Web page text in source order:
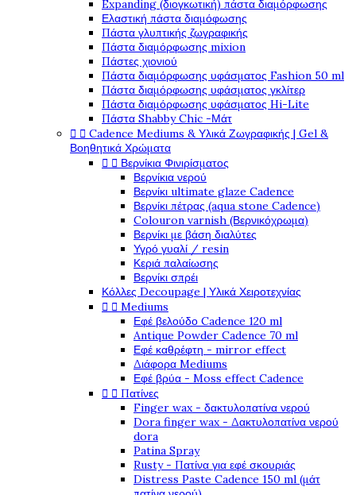
Expanding (διογκωτική) πάστα διαμόρφωσης
Ελαστική πάστα διαμόφωσης
Πάστα γλυπτικής ζωγραφικής
Πάστα διαμόρφωσης mixion
Πάστες χιονιού
Πάστα διαμόρφωσης υφάσματος Fashion 50 ml
Πάστα διαμόρφωσης υφάσματος γκλίτερ
Πάστα διαμόρφωσης υφάσματος Hi-Lite
Πάστα Shabby Chic -Μάτ
  Cadence Mediums & Υλικά Ζωγραφικής | Gel &
Βοηθητικά Χρώματα
  Βερνίκια Φινιρίσματος
Βερνίκια νερού
Βερνίκι ultimate glaze Cadence
Βερνίκι πέτρας (aqua stone Cadence)
Colouron varnish (Βερνικόχρωμα)
Βερνίκι με βάση διαλύτες
Υγρό γυαλί / resin
Κεριά παλαίωσης
Βερνίκι σπρέι
Κόλλες Decoupage | Υλικά Χειροτεχνίας
  Mediums
Εφέ βελούδο Cadence 120 ml
Antique Powder Cadence 70 ml
Εφέ καθρέφτη - mirror effect
Διάφορα Mediums
Εφέ βρύα - Moss effect Cadence
  Πατίνες
Finger wax - δακτυλοπατίνα νερού
Dora finger wax - Δακτυλοπατίνα νερού
dora
Patina Spray
Rusty - Πατίνα για εφέ σκουριάς
Distress Paste Cadence 150 ml (μάτ